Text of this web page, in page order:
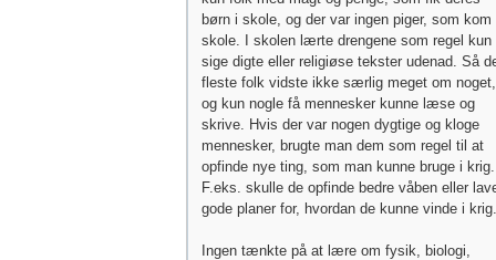
børn i skole, og der var ingen piger, som kom
skole. I skolen lærte drengene som regel kun
sige digte eller religiøse tekster udenad. Så
fleste folk vidste ikke særlig meget om noget,
og kun nogle få mennesker kunne læse og
skrive. Hvis der var nogen dygtige og kloge
mennesker, brugte man dem som regel til at
opfinde nye ting, som man kunne bruge i krig.
F.eks. skulle de opfinde bedre våben eller
gode planer for, hvordan de kunne vinde i krig.
Ingen tænkte på at lære om fysik, biologi,